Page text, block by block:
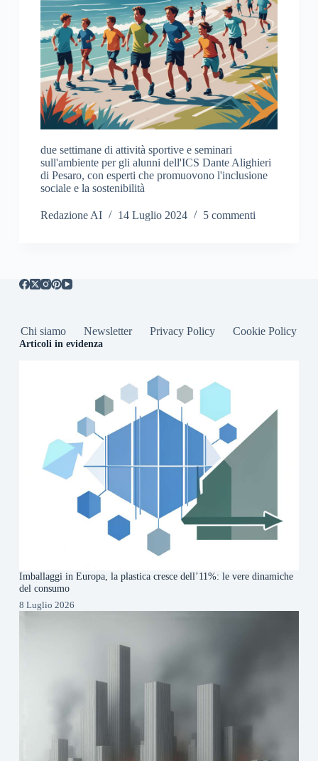
due settimane di attività sportive e seminari
sull'ambiente per gli alunni dell'ICS Dante Alighieri
di Pesaro, con esperti che promuovono l'inclusione
sociale e la sostenibilità
Redazione AI 14 Luglio 2024 5 commenti
Chi siamo Newsletter Privacy Policy Cookie Policy
Articoli in evidenza
Imballaggi in Europa, la plastica cresce dell’11%: le vere dinamiche
del consumo
8 Luglio 2026